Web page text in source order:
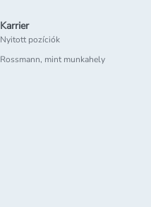
Karrier
Nyitott pozíciók
Rossmann, mint munkahely